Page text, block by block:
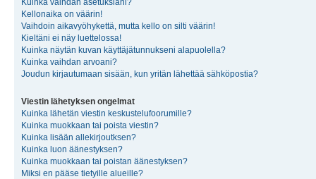
Kellonaika on väärin!
Vaihdoin aikavyöhykettä, mutta kello on silti väärin!
Kieltäni ei näy luettelossa!
Kuinka näytän kuvan käyttäjätunnukseni alapuolella?
Kuinka vaihdan arvoani?
Joudun kirjautumaan sisään, kun yritän lähettää sähköpostia?
Viestin lähetyksen ongelmat
Kuinka lähetän viestin keskustelufoorumille?
Kuinka muokkaan tai poista viestin?
Kuinka lisään allekirjoutksen?
Kuinka luon äänestyksen?
Kuinka muokkaan tai poistan äänestyksen?
Miksi en pääse tietyille alueille?